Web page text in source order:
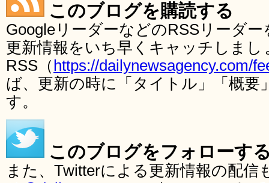
このブログを購読する
GoogleリーダーなどのRSSリーダ
更新情報をいち早くキャッチしま
RSS（ https://dailynewsagency.com/
ば、更新の時に「タイトル」「概要
す。
このブログをフォローす
また、Twitterによる更新情報の配